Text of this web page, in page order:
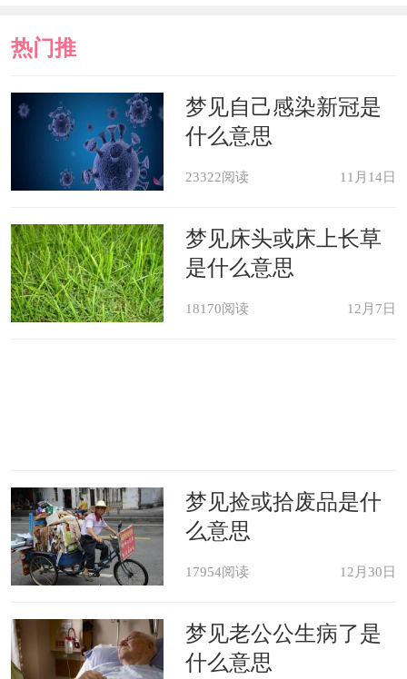
热门推
荐
梦见自己感染新冠是
什么意思
23322阅读 11月14日
梦见床头或床上长草
是什么意思
18170阅读 12月7日
梦见捡或拾废品是什
么意思
17954阅读 12月30日
梦见老公公生病了是
什么意思